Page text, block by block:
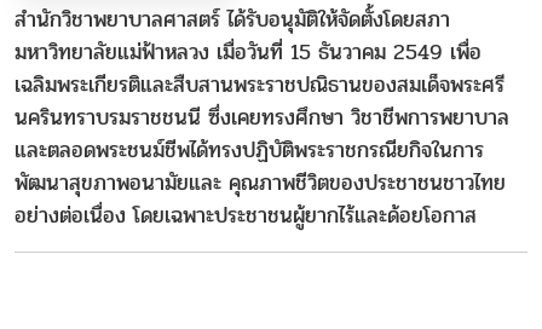
สำนักวิชาพยาบาลศาสตร์ ได้รับอนุมัติให้จัดตั้งโดยสภา
มหาวิทยาลัยแม่ฟ้าหลวง เมื่อวันที่ 15 ธันวาคม 2549 เพื่อ
เฉลิมพระเกียรติและสืบสานพระราชปณิธานของสมเด็จพระศรี
นครินทราบรมราชชนนี ซึ่งเคยทรงศึกษา วิชาชีพการพยาบาล
และตลอดพระชนม์ชีพได้ทรงปฏิบัติพระราชกรณียกิจในการ
พัฒนาสุขภาพอนามัยและ คุณภาพชีวิตของประชาชนชาวไทย
อย่างต่อเนื่อง โดยเฉพาะประชาชนผู้ยากไร้และด้อยโอกาส